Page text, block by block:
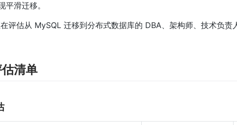
平滑迁移。
评估从 MySQL 迁移到分布式数据库的 DBA、架构师、技术负
清单